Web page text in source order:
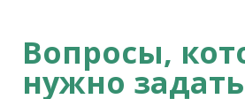
Вопросы,
нужно